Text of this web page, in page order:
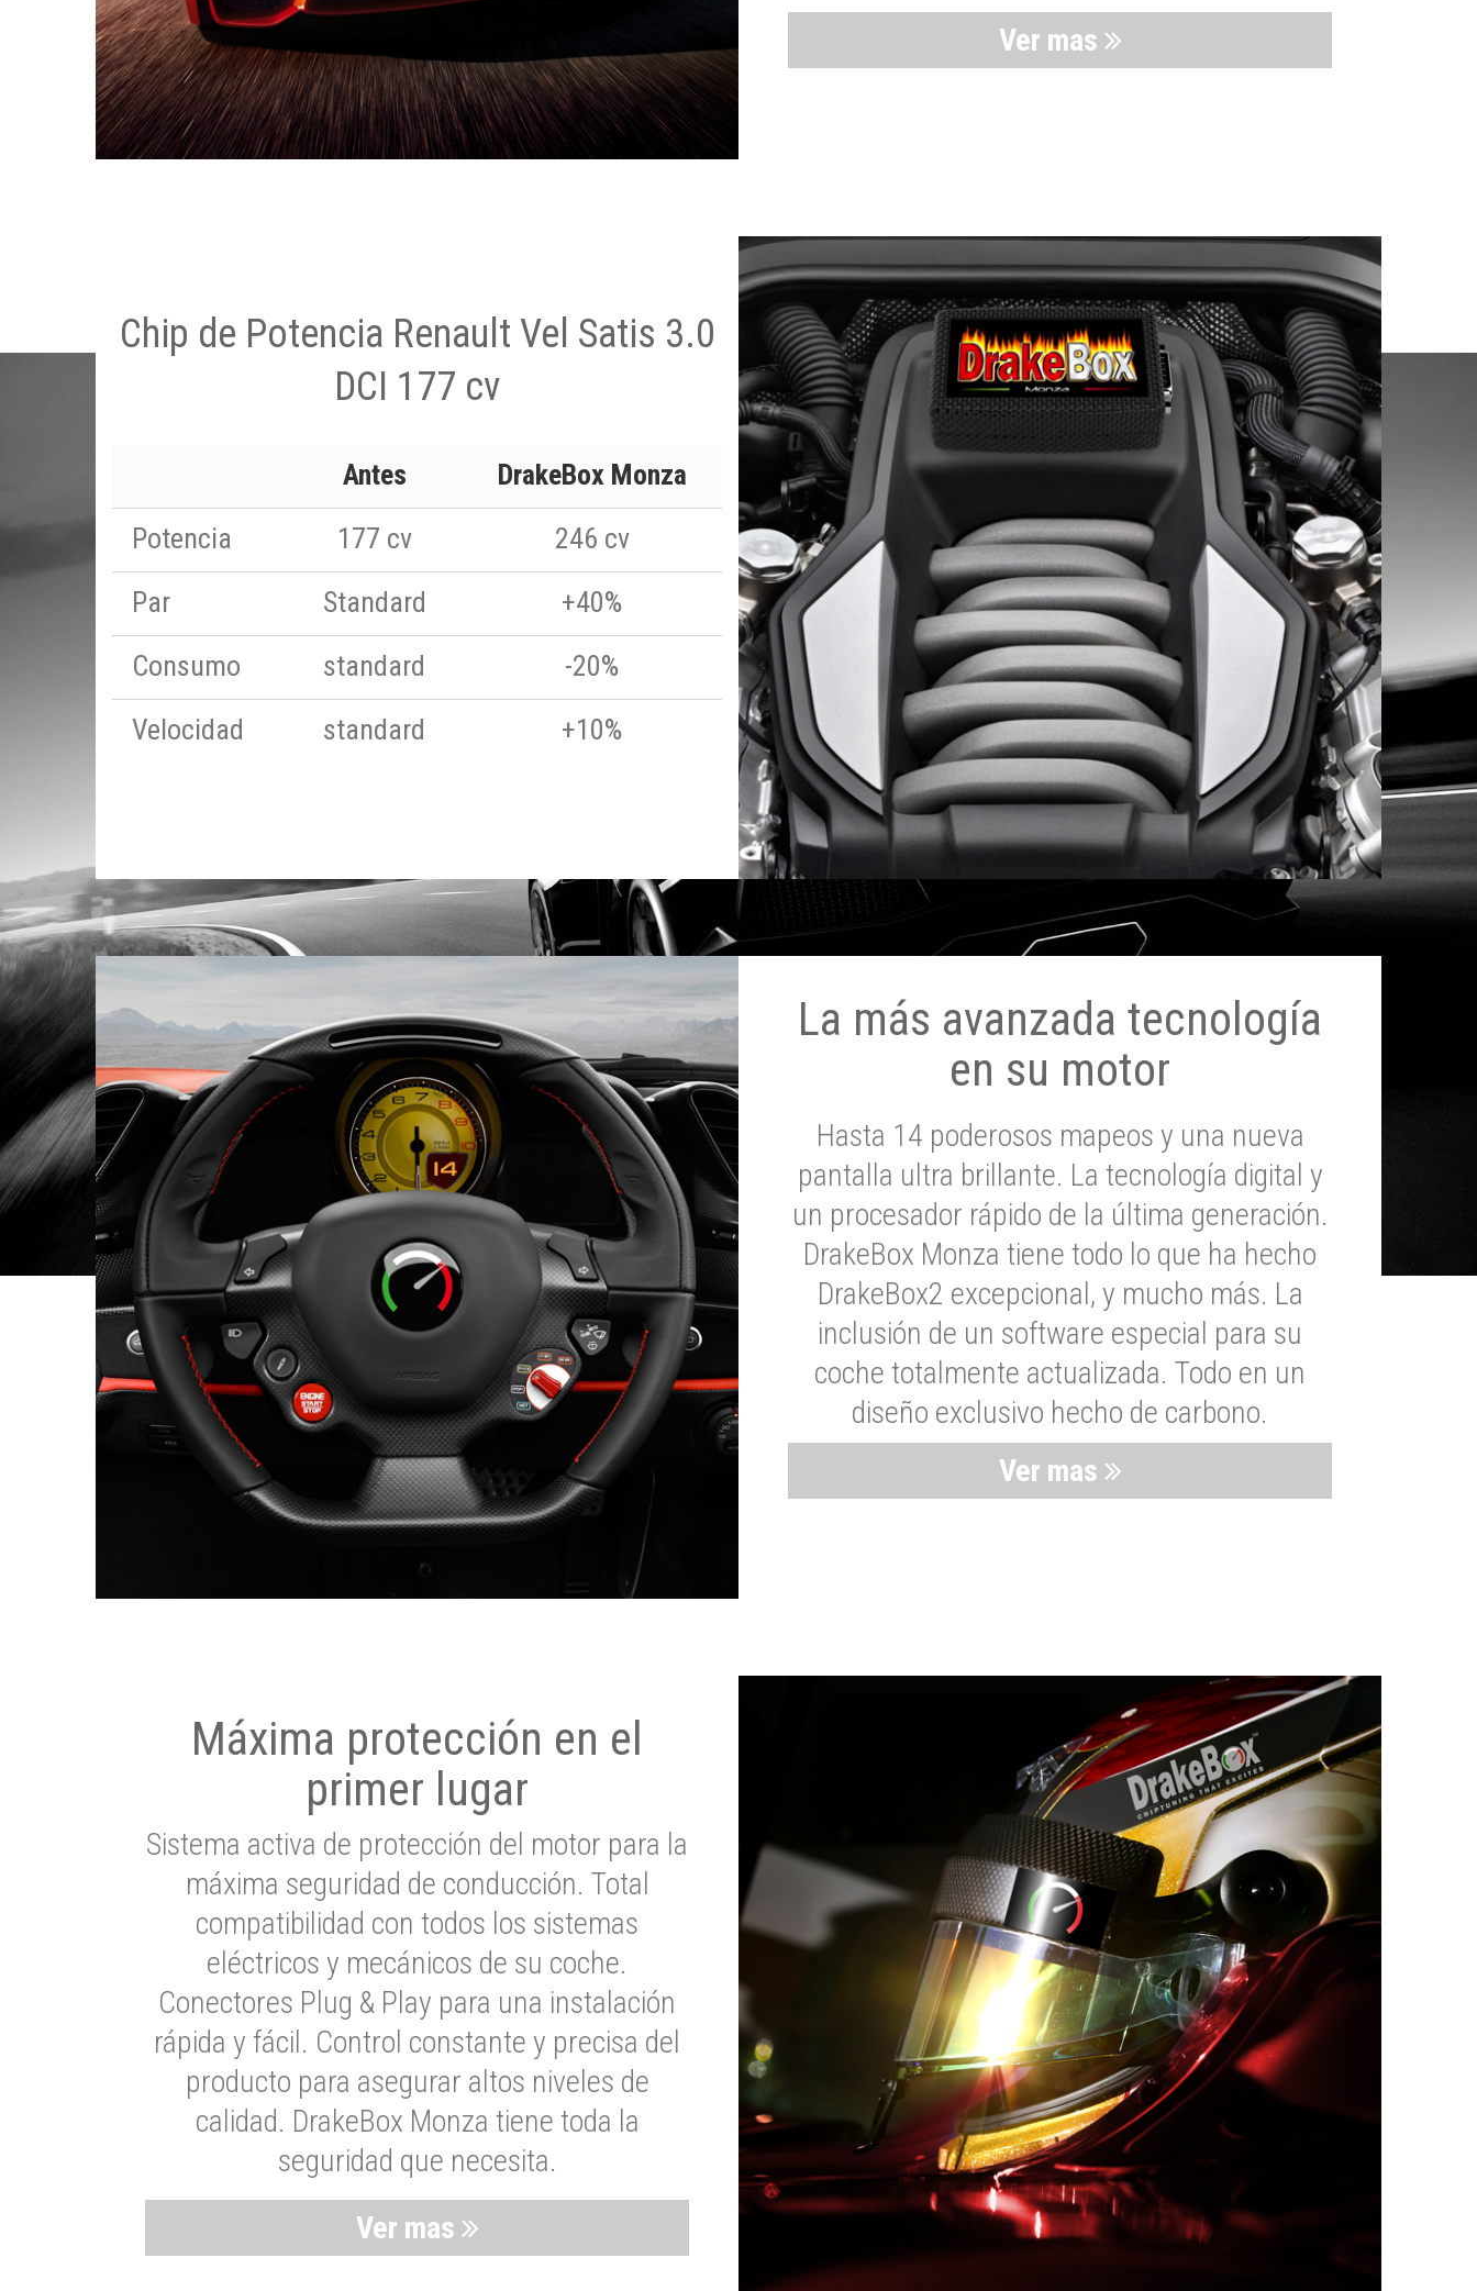
Ver mas
Chip de Potencia Renault Vel Satis 3.0
DCI 177 cv
Antes
DrakeBox Monza
Potencia
177 cv
246 cv
Par
Standard
+40%
Consumo
standard
-20%
Velocidad
standard +10%
La más avanzada tecnología
en su motor
Hasta 14 poderosos mapeos y una nueva
pantalla ultra brillante. La tecnología digital y
un procesador rápido de la última generación.
DrakeBox Monza tiene todo lo que ha hecho
DrakeBox2 excepcional, y mucho más. La
inclusión de un software especial para su
coche totalmente actualizada. Todo en un
diseño exclusivo hecho de carbono.
Ver mas
Máxima protección en el
primer lugar
Sistema activa de protección del motor para la
máxima seguridad de conducción. Total
compatibilidad con todos los sistemas
eléctricos y mecánicos de su coche.
Conectores Plug & Play para una instalación
rápida y fácil. Control constante y precisa del
producto para asegurar altos niveles de
calidad. DrakeBox Monza tiene toda la
seguridad que necesita.
Ver mas